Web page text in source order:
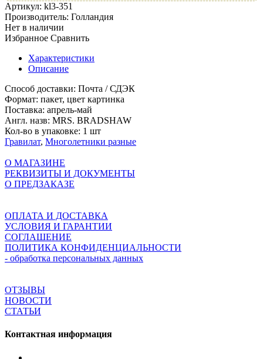
Артикул: kl3-351
Производитель: Голландия
Нет в наличии
Избранное Сравнить
Характеристики
Описание
Способ доставки: Почта / СДЭК
Формат: пакет, цвет картинка
Поставка: апрель-май
Англ. назв: MRS. BRADSHAW
Кол-во в упаковке: 1 шт
Гравилат, Многолетники разные
О МАГАЗИНЕ
РЕКВИЗИТЫ И ДОКУМЕНТЫ
О ПРЕДЗАКАЗЕ
ОПЛАТА И ДОСТАВКА
УСЛОВИЯ И ГАРАНТИИ
СОГЛАШЕНИЕ
ПОЛИТИКА КОНФИДЕНЦИАЛЬНОСТИ
- обработка персональных данных
ОТЗЫВЫ
НОВОСТИ
СТАТЬИ
Контактная информация